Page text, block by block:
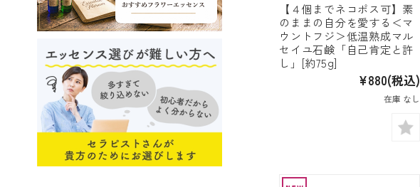
【４個までネコポス可】素
のままの自分を愛する＜マ
ウントフジ＞低温熟成マル
セイユ石鹸「自己肯定と許
し」[約75g]
¥880(税込)
在庫 なし